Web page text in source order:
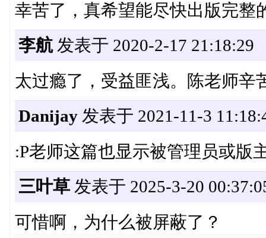
幸苦了，真希望能尽快出版完整
李航发表于 2020-2-17 21:18:29
太过瘾了，受益匪浅。陈老师辛
Danijay发表于 2021-11-3
:P老师这篇也显示被管理员或版
三叶草发表于 2025-3-20
可惜啊，为什么被屏蔽了？